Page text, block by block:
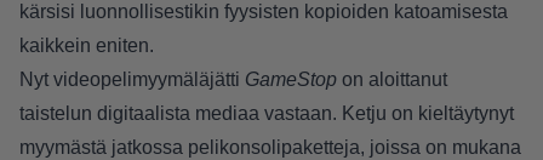
kärsisi luonnollisestikin fyysisten kopioiden katoamisesta
kaikkein eniten.
Nyt videopelimyymäläjätti GameStop on aloittanut
taistelun digitaalista mediaa vastaan. Ketju on kieltäytynyt
myymästä jatkossa pelikonsolipaketteja, joissa on mukana